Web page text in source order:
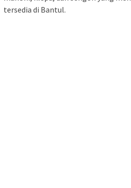
tersedia di Bantul.